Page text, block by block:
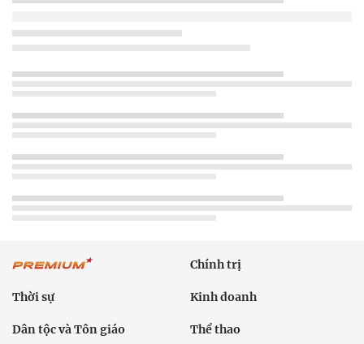
Chính trị
Thời sự Kinh doanh
Dân tộc và Tôn giáo Thể thao